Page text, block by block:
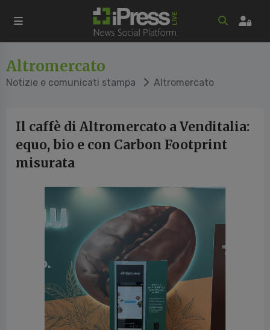
Altromercato
Notizie e comunicati stampa Altromercato
Il caffè di Altromercato a Venditalia:
equo, bio e con Carbon Footprint
misurata